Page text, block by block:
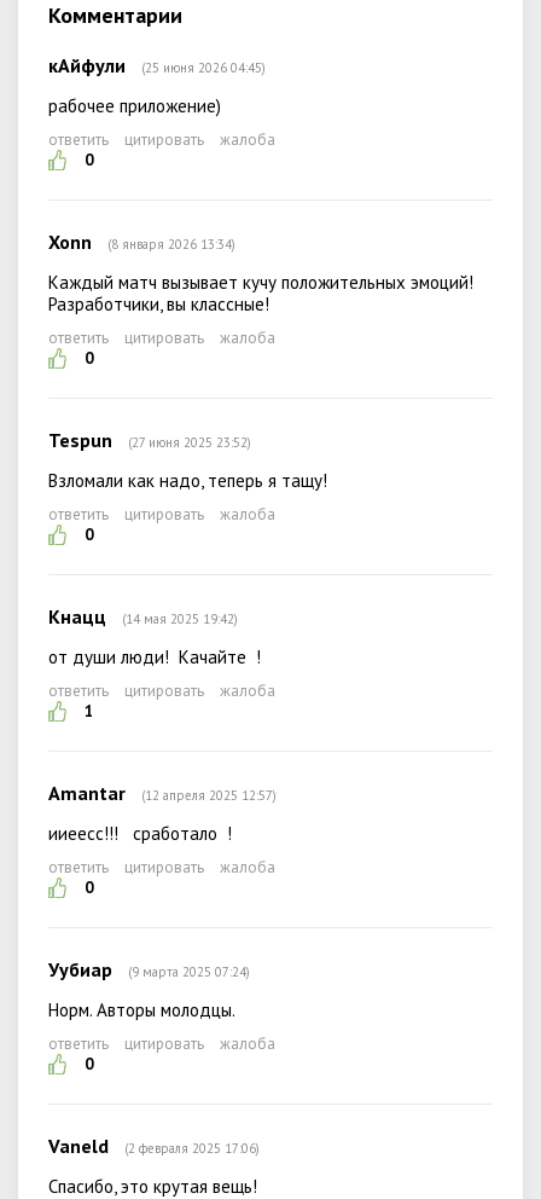
Комментарии
кАйфули (25 июня 2026 04:45)
рабочее приложение)
ответить цитировать
жалоба
0
Xonn (8 января 2026 13:34)
Каждый матч вызывает кучу положительных эмоций!
Разработчики, вы классные!
ответить цитировать
жалоба
0
Tespun (27 июня 2025 23:52)
Взломали как надо, теперь я тащу!
ответить цитировать
жалоба
0
Кнацц (14 мая 2025 19:42)
от души люди! Качайте !
ответить цитировать
жалоба
1
Amantar (12 апреля 2025 12:57)
ииеесс!!! сработало !
ответить цитировать
жалоба
0
Уубиар (9 марта 2025 07:24)
Норм. Авторы молодцы.
ответить цитировать
жалоба
0
Vaneld (2 февраля 2025 17:06)
Спасибо, это крутая вещь!